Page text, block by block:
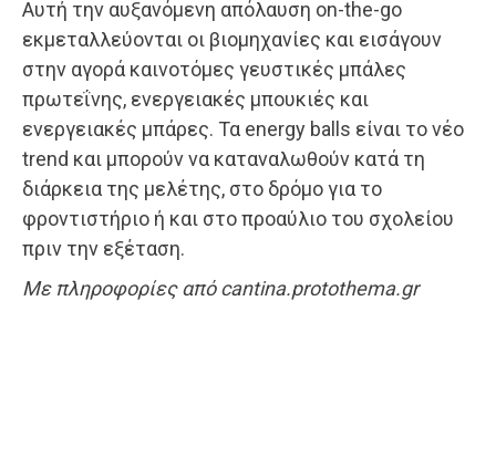
Αυτή την αυξανόμενη απόλαυση on-the-go
εκμεταλλεύονται οι βιομηχανίες και εισάγουν
στην αγορά καινοτόμες γευστικές μπάλες
πρωτεΐνης, ενεργειακές μπουκιές και
ενεργειακές μπάρες. Τα energy balls είναι το νέο
trend και μπορούν να καταναλωθούν κατά τη
διάρκεια της μελέτης, στο δρόμο για το
φροντιστήριο ή και στο προαύλιο του σχολείου
πριν την εξέταση.
Με πληροφορίες από cantina.protothema.gr